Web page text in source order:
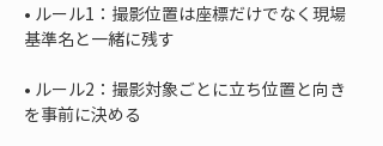
• ルール1：撮影位置は座標だけでなく現場
• ルール2：撮影対象ごとに立ち位置と向き